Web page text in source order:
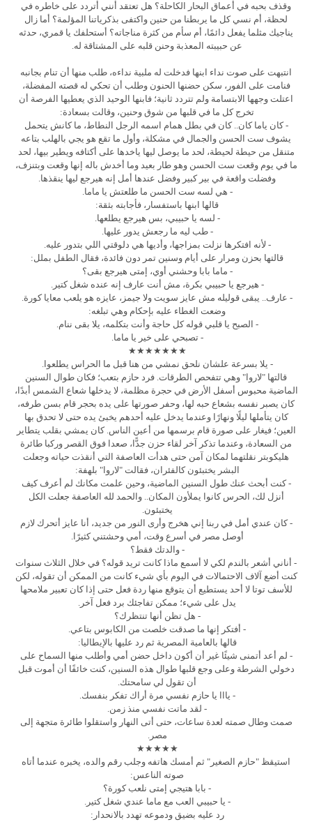
وقذف بحبه في أعماق البحار الكاحلة؟ هل تعتقد أنني أتردد على خاطره في
لحظة، أم نسي كل ما يربطنا من حنين واكتفى بذكرياتنا المؤلمة؟ أما زال
يناجيك مثلما يفعل دائمًا، أم سأم من كثرة مناجاته؟ أستحلفك يا قمري، حدثه
عن حبيبته المعذبة وحنن قلبه على المشتاقة له.
انتبهت على صوت نداء ابنها فدخلت له ملبية نداءه، طلب منها أن تنام بجانبه
فنامت على الفور، سكن حضنها الحنون وطلب أن تحكي له قصته المفضلة،
اعتلت وجهها الابتسامة ولم تتردد ثانية؛ فابنها الوحيد الذي يعطيها الفرصة أن
تخرج كل ما في قلبها من شوق وحنين، وقالت بسعادة:
- كان ياما كان.. كان في بطل همام اسمه الرجل النطاط، ما كانش يتحمل
يشوف ست الحسن والجمال في مشكلة، وأول ما تقع هو يجي بالهلب بتاعه
متنقل من حيطة لحيطة، لحد ما يوصل ليها ياخدها على أكتافه ويطير بيها، لحد
ما في يوم وقعت ست الحسن وهو طار بعيد وما أخدش باله إنها وقعت وبتنزف،
وفضلت واقعة في بير كبير وفضل عندها أمل إنه هيرجع ليها ينقذها.
- هي لسه ست الحسن ما طلعتش يا ماما.
قالها ابنها باستفسار، فأجابته بثقة:
- لسه يا حبيبي، بس هيرجع يطلعها.
- طب ليه ما رجعش يدور عليها.
- لأنه افتكرها نزلت بمزاجها، وأديها هي دلوقتي اللي بتدور عليه.
قالتها بحزن ومرار على أيام وسنين تمر دون فائدة، فقال الطفل بملل:
- ماما بابا وحشني أوي، إمتى هيرجع بقى؟
- هيرجع يا حبيبي بكرة، مش أنت عارف إنه عنده شغل كتير.
- عارف.. يبقى قوليله مش عايز سويت ولا جيمز، عايزه هو يلعب معايا كورة.
وضعت الغطاء عليه بإحكام وهي تبلغه:
- الصبح يا قلبي قوله كل حاجة وأنت بتكلمه، يلا بقى ننام.
- تصبحي على خير يا ماما.
★★★★★★★
- يلا بسرعة علشان نلحق نمشي من هنا قبل ما الحراس يطلعوا.
قالتها "لاروا" وهي تتفحص الطرقات. فرد حازم بتعب؛ فكان طوال السنين
الماضية محبوس أسفل الأرض في حجرة مظلمة، لا يدخلها شعاع الشمس أبدًا،
كان يصبر نفسه بشعاع حبه لها، وحفر صورتها على يده بحجر قام بسن طرفه،
كان يتأملها ليلًا ونهارًا وعندما يدخل عليه أحدهم يخبئ يده حتى لا تحدق بها
العين؛ فيغار على صورة قام برسمها من أعين الناس. كان يمشي بقلب يتطاير
من السعادة، وعندما تذكر آخر لقاء حزن جدًّا، صعدا فوق القصر وركبا طائرة
هليكوبتر نقلتهما لمكان آمن حتى هدأت العاصفة التي أنقذت حياته وجعلت
البشر يختبئون كالفئران، فقالت "لاروا" بلهفة:
- كنت أبحث عنك طول السنين الماضية، وحين علمت مكانك لم أعرف كيف
أنزل لك، الحرس كانوا يملأون المكان.. والحمد لله العاصفة جعلت الكل
يختبئون.
- كان عندي أمل في ربنا إني هخرج وأرى النور من جديد، أنا عايز أتحرك لازم
أوصل مصر في أسرع وقت، أمي وحشتني كثيرًا.
- والدتك فقط؟
- أناني أشعر بالندم لكي لا أسمع ماذا كانت تريد قوله؟ في خلال الثلاث سنوات
كنت أضع آلاف الاحتمالات في اليوم بأي شيء كانت من الممكن أن تقوله، لكن
للأسف توتا لا أحد يستطيع أن يتوقع منها ردة فعل حتى إذا كان تعبير ملامحها
يدل على شيء؛ ممكن تفاجئك برد فعل آخر.
- هل تظن أنها تنتظرك؟
- أفتكر إنها ما صدقت خلصت من الكابوس بتاعي.
قالها بالعامية المصرية ثم رد عليها بالإيطاليا:
- لم أعد أتمنى شيئًا غير أن أكون داخل حضن أمي وأطلب منها السماح على
دخولي الشرطة وعلى وجع قلبها طوال هذه السنين، كنت خائفًا أن أموت قبل
أن تقول لي سامحتك.
- يااا يا حازم نفسي مرة أراك تفكر بنفسك.
- لقد ماتت نفسي منذ زمن.
صمت وطال صمته لعدة ساعات، حتى أتى النهار واستقلوا طائرة متجهة إلى
مصر.
★★★★★
استيقظ "حازم الصغير" ثم أمسك هاتفه وجلب رقم والده، يخبره عندما أتاه
صوته الناعس:
- بابا هتيجي إمتى نلعب كورة؟
- يا حبيبي العب مع ماما عندي شغل كتير.
رد عليه بضيق ودموعه تهدد بالانحدار: